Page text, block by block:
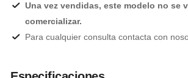
Una vez vendidas, este modelo no se
comercializar.
Para cualquier consulta contacta con